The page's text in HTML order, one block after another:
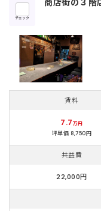
チェック
商店街の３階
賃料
7.7万円
坪単価 8,750円
共益費
22,000円